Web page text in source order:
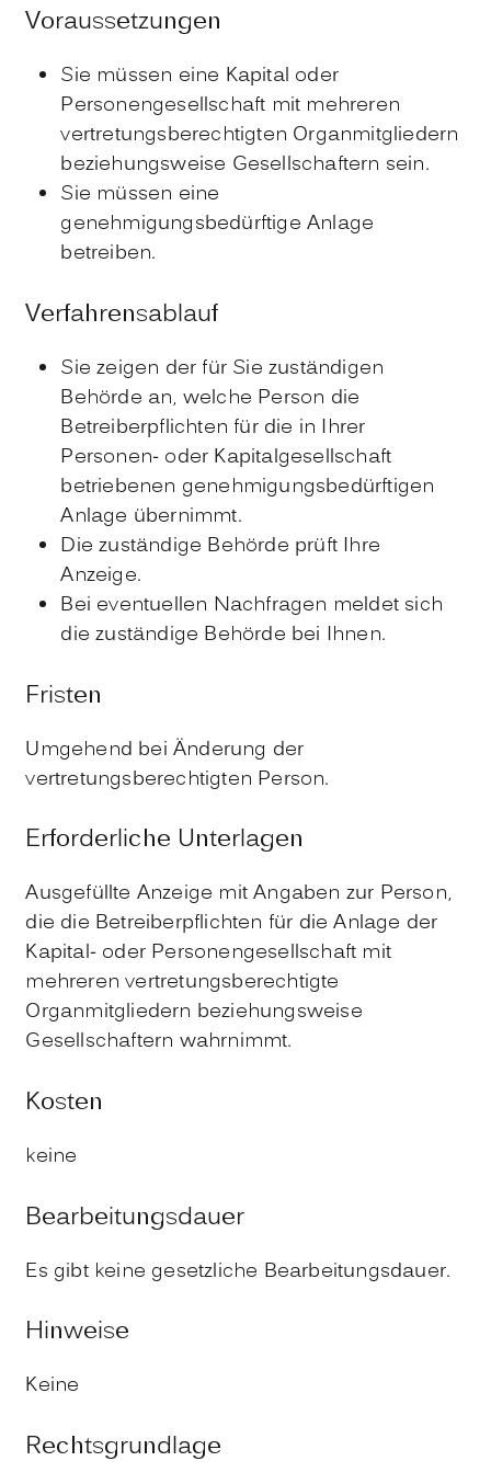
Voraussetzungen
Sie müssen eine Kapital oder
Personengesellschaft mit mehreren
vertretungsberechtigten Organmitgliedern
beziehungsweise Gesellschaftern sein.
Sie müssen eine
genehmigungsbedürftige Anlage
betreiben.
Verfahrensablauf
Sie zeigen der für Sie zuständigen
Behörde an, welche Person die
Betreiberpflichten für die in Ihrer
Personen- oder Kapitalgesellschaft
betriebenen genehmigungsbedürftigen
Anlage übernimmt.
Die zuständige Behörde prüft Ihre
Anzeige.
Bei eventuellen Nachfragen meldet sich
die zuständige Behörde bei Ihnen.
Fristen
Umgehend bei Änderung der
vertretungsberechtigten Person.
Erforderliche Unterlagen
Ausgefüllte Anzeige mit Angaben zur Person,
die die Betreiberpflichten für die Anlage der
Kapital- oder Personengesellschaft mit
mehreren vertretungsberechtigte
Organmitgliedern beziehungsweise
Gesellschaftern wahrnimmt.
Kosten
keine
Bearbeitungsdauer
Es gibt keine gesetzliche Bearbeitungsdauer.
Hinweise
Keine
Rechtsgrundlage